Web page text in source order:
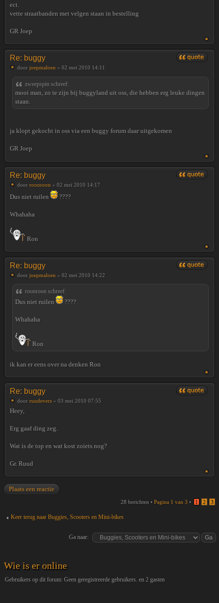
ect.
vette straatbanden met velgen staan in bestelling
GR Joep
Re: buggy
door joepmaloen » 02 mei 2010 14:11
zweepspin schreef:
mooi man, zo te zijn bij buggyland uit oss, die hebben erg leuke dingen
staan.
ja klopt gekocht in oss via een buggy forum daar uitgekomen
GR Joep
Re: buggy
door roonroon » 02 mei 2010 14:17
Dus niet ruilen ????
Whahaha
Ron
Re: buggy
door joepmaloen » 02 mei 2010 14:22
roonroon schreef:
Dus niet ruilen ????
Whahaha
Ron
ik kan er eens over na denken Ron
Re: buggy
door ruudevers » 03 mei 2010 07:55
Heey,
Erg gaaf ding zeg.
Wat is de top en wat kost zoiets nog?
Gr. Ruud
Plaats een reactie
28 berichten • Pagina 1 van 3 • 1 2 3
Keer terug naar Buggies, Scooters en Mini-bikes
Ga naar:
Wie is er online
Gebruikers op dit forum: Geen geregistreerde gebruikers. en 2 gasten